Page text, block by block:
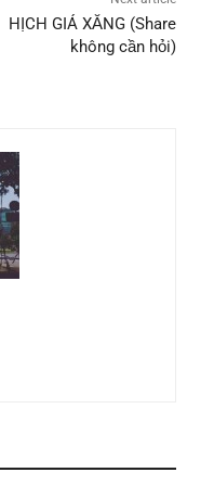
HỊCH GIÁ XĂNG (Share
không cần hỏi)